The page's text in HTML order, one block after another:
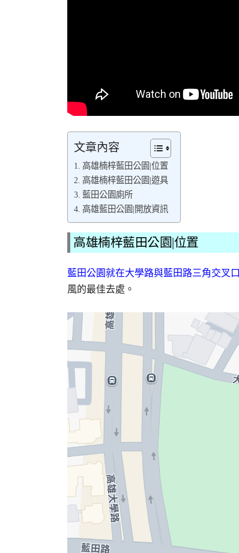
文章內容
高雄楠梓藍田公園|位置
高雄楠梓藍田公園|遊具
藍田公園廁所
高雄藍田公園|開放資訊
高雄楠梓藍田公園|位置
藍田公園就在大學路與藍田路三角交叉口
風的最佳去處。